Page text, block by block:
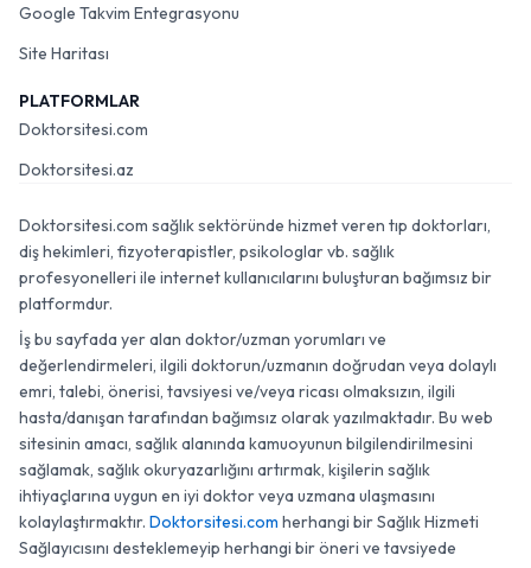
Google Takvim Entegrasyonu
Site Haritası
PLATFORMLAR
Doktorsitesi.com
Doktorsitesi.az
Doktorsitesi.com sağlık sektöründe hizmet veren tıp doktorları,
diş hekimleri, fizyoterapistler, psikologlar vb. sağlık
profesyonelleri ile internet kullanıcılarını buluşturan bağımsız bir
platformdur.
İş bu sayfada yer alan doktor/uzman yorumları ve
değerlendirmeleri, ilgili doktorun/uzmanın doğrudan veya dolaylı
emri, talebi, önerisi, tavsiyesi ve/veya ricası olmaksızın, ilgili
hasta/danışan tarafından bağımsız olarak yazılmaktadır. Bu web
sitesinin amacı, sağlık alanında kamuoyunun bilgilendirilmesini
sağlamak, sağlık okuryazarlığını artırmak, kişilerin sağlık
ihtiyaçlarına uygun en iyi doktor veya uzmana ulaşmasını
kolaylaştırmaktır. Doktorsitesi.com herhangi bir Sağlık Hizmeti
Sağlayıcısını desteklemeyip herhangi bir öneri ve tavsiyede